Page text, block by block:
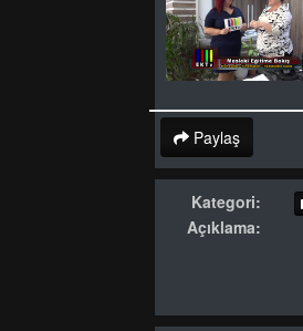
Paylaş
Kategori:
Açıklama: